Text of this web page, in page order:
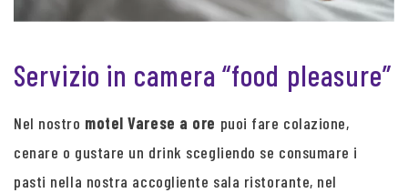
Servizio in camera “food pleasure”
Nel nostro motel Varese a ore puoi fare colazione,
cenare o gustare un drink scegliendo se consumare i
pasti nella nostra accogliente sala ristorante, nel